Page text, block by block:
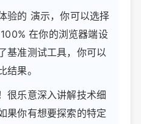
验的 演示，你可以选择
在你的浏览器端设
基准测试工具，你可以
结果。
很乐意深入讲解技术细
果你有想要探索的特定